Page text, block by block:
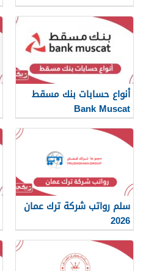
أنواع حسابات بنك مسقط
Bank Muscat
سلم رواتب شركة ترك عمان
2026